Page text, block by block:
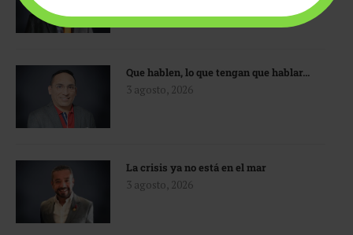
Que hablen, lo que tengan que hablar…
3 agosto, 2026
La crisis ya no está en el mar
3 agosto, 2026